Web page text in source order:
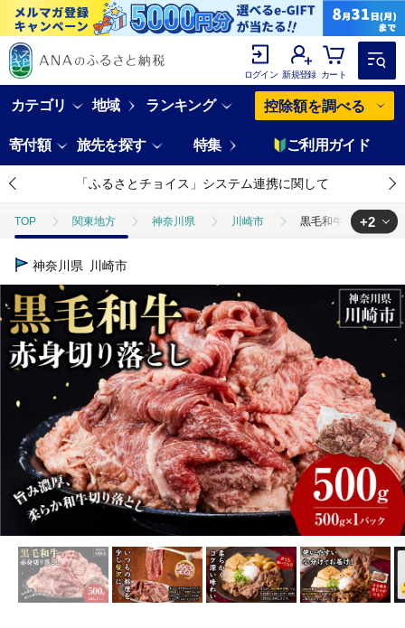
ログイン 新規登録 カート
カテゴリ 地域 ランキング 控除額を調べる
寄付額 旅先を探す 特集 ご利用ガイド
「ふるさとチョイス」システム連携に関して
TOP 関東地方 神奈川県 川崎市 黒毛和牛赤身切り落
TOP
焼肉(牛肉) 黒毛和牛赤身切り落とし
+2
神奈川県 川崎市